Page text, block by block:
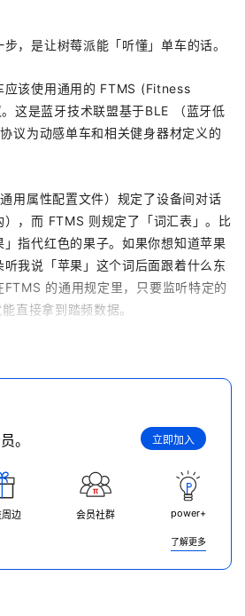
，是让树莓派能「听懂」单车的话。
应该使用通用的 FTMS (Fitness
这是蓝牙技术联盟基于BLE （蓝牙低
议为动感单车和相关健身器材定义的
用属性配置文件）规定了设备间对话
），而 FTMS 则规定了「词汇表」。比
指代红色的果子。如果你想知道苹果
我说「苹果」这个词后面跟着什么东
的通用规定里，只要监听特定的
直接拿到踏频数据。
。
立即加入
边 会员社群 power+
了解更多